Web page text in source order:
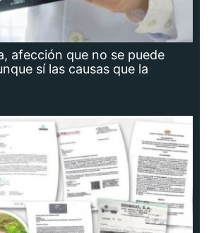
afección que no se puede
sí las causas que la